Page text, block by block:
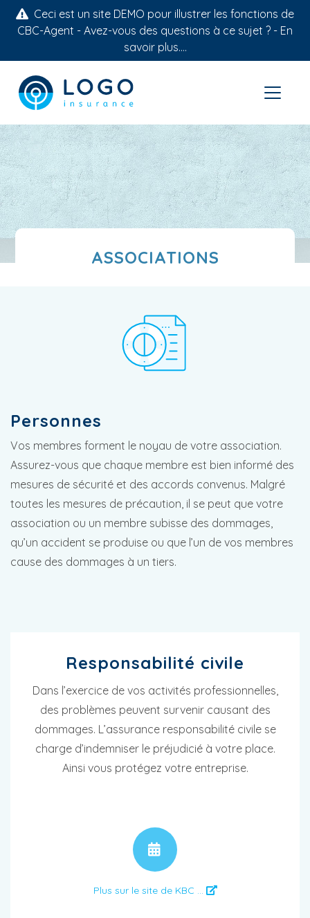
Ceci est un site DEMO pour illustrer les fonctions de
CBC-Agent - Avez-vous des questions à ce sujet ? - En
savoir plus....
ASSOCIATIONS
Personnes
Vos membres forment le noyau de votre association.
Assurez-vous que chaque membre est bien informé des
mesures de sécurité et des accords convenus. Malgré
toutes les mesures de précaution, il se peut que votre
association ou un membre subisse des dommages,
qu’un accident se produise ou que l’un de vos membres
cause des dommages à un tiers.
Responsabilité civile
Dans l’exercice de vos activités professionnelles,
des problèmes peuvent survenir causant des
dommages. L’assurance responsabilité civile se
charge d’indemniser le préjudicié à votre place.
Ainsi vous protégez votre entreprise.
Plus sur le site de KBC ...